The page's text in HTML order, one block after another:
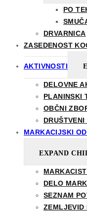
PO
DRVARNICA
ZASEDENOST
AKTIVNOSTI
DELOVNE
PLANINSKI
OBČNI
MARKACIJSKI
EXPAND
DELO
SEZNAM
ZEMLJEVID